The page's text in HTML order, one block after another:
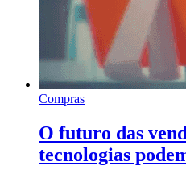
Compras
O futuro das
tecnologias